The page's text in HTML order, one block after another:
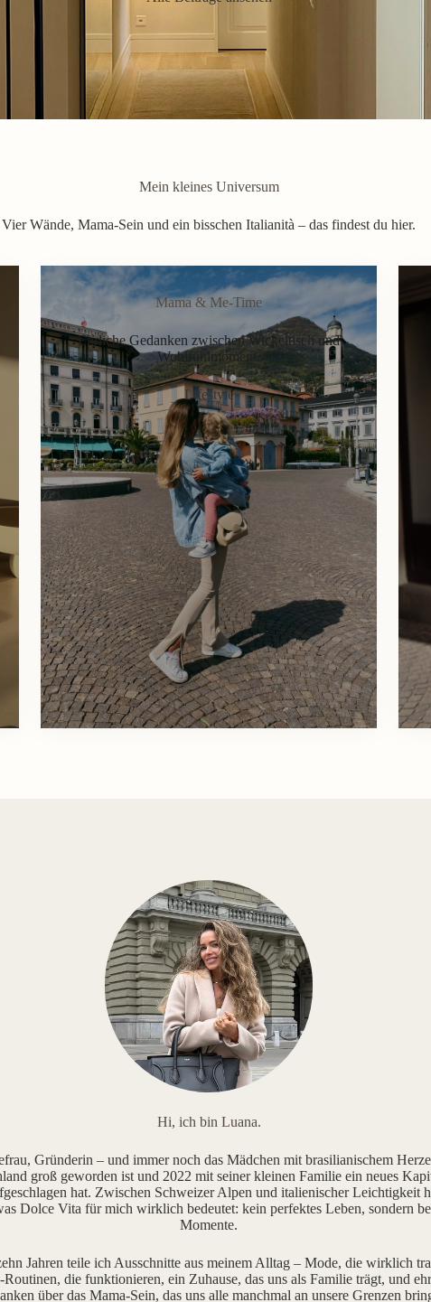
Mein kleines Universum
Vier Wände, Mama-Sein und ein bisschen Italianità – das findest du hier.
Mama & Me-Time
Ehrliche Gedanken zwischen Wickeltisch und
Wohlfühlmoment.
Lifestyle
Hi, ich bin Luana.
Gründerin – und immer noch das Mädchen mit brasilianischem
groß geworden ist und 2022 mit seiner kleinen Familie ein neues
hat. Zwischen Schweizer Alpen und italienischer Leichtigkeit
Dolce Vita für mich wirklich bedeutet: kein perfektes Leben, sondern
Momente.
Jahren teile ich Ausschnitte aus meinem Alltag – Mode, die wirklich
Routinen, die funktionieren, ein Zuhause, das uns als Familie trägt, und
über das Mama-Sein, das uns alle manchmal an unsere Grenzen